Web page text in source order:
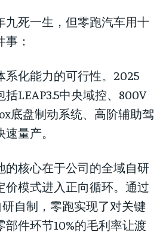
九死一生，但零跑汽车用十
：
系化能力的可行性。2025
LEAP3.5中央域控、800V
底盘制动系统、高阶辅助驾
量产。
的核心在于公司的全域自研
价模式进入正向循环。通过
研自制，零跑实现了对关键
部件环节10%的毛利率让渡